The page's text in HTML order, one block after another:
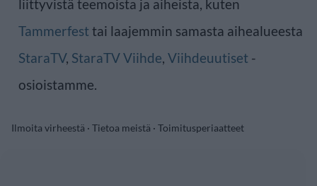
liittyvistä teemoista ja aiheista, kuten
Tammerfesttai laajemmin samasta aihealueesta
StaraTV, StaraTV Viihde, Viihdeuutiset -
osioistamme.
Ilmoita virheestä · Tietoa meistä · Toimitusperiaatteet